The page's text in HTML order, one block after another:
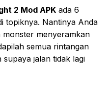
2 Mod APK ada 6
topiknya. Nantinya Anda
menyeramkan
semua rintangan
supaya jalan tidak lagi